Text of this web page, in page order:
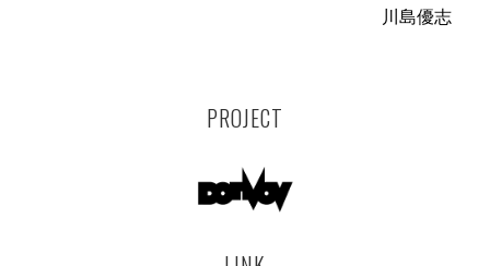
川島優志
PROJECT